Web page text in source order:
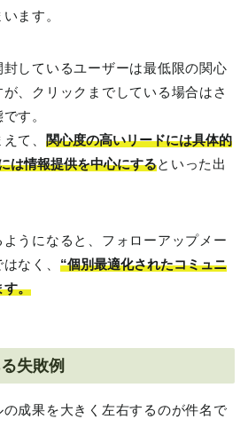
ます。
しているユーザーは最低限の関心
、クリックまでしている場合はさ
す。
て、 関心度の高いリードには具体的
は情報提供を中心にするといった出
うになると、フォローアップメー
なく、 “個別最適化されたコミュニ
す。
失敗例
成果を大きく左右するのが件名で